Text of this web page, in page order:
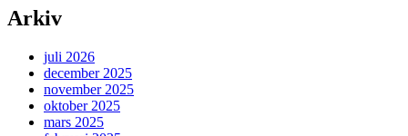
Arkiv
juli 2026
december 2025
november 2025
oktober 2025
mars 2025